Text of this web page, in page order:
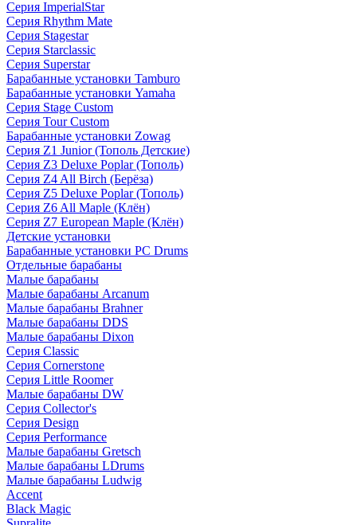
Серия ImperialStar
Серия Rhythm Mate
Серия Stagestar
Серия Starclassic
Серия Superstar
Барабанные установки Tamburo
Барабанные установки Yamaha
Серия Stage Custom
Серия Tour Custom
Барабанные установки Zowag
Серия Z1 Junior (Тополь Детские)
Серия Z3 Deluxe Poplar (Тополь)
Серия Z4 All Birch (Берёза)
Серия Z5 Deluxe Poplar (Тополь)
Серия Z6 All Maple (Клён)
Серия Z7 European Maple (Клён)
Детские установки
Барабанные установки PC Drums
Отдельные барабаны
Малые барабаны
Малые барабаны Arcanum
Малые барабаны Brahner
Малые барабаны DDS
Малые барабаны Dixon
Серия Classic
Серия Cornerstone
Серия Little Roomer
Малые барабаны DW
Серия Collector's
Серия Design
Серия Performance
Малые барабаны Gretsch
Малые барабаны LDrums
Малые барабаны Ludwig
Accent
Black Magic